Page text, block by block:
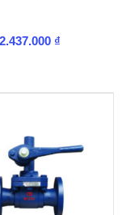
2.437.000 ₫